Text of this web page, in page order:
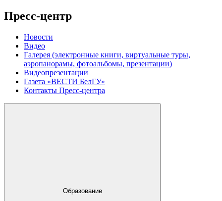
Пресс-центр
Новости
Видео
Галерея (электронные книги, виртуальные туры,
аэропанорамы, фотоальбомы, презентации)
Видеопрезентации
Газета «ВЕСТИ БелГУ»
Контакты Пресс-центра
Образование